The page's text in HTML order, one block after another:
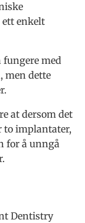
enkelt
fungere med
men dette
at dersom det
to implantater,
for å unngå
Dentistry